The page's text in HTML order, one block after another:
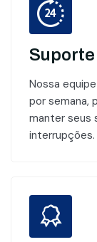
Suporte
Nossa
por semana,
manter seus
interrupções.